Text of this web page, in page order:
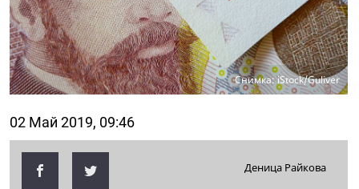
Снимка: iStock/Guliver
02 Май 2019, 09:46
Деница Райкова